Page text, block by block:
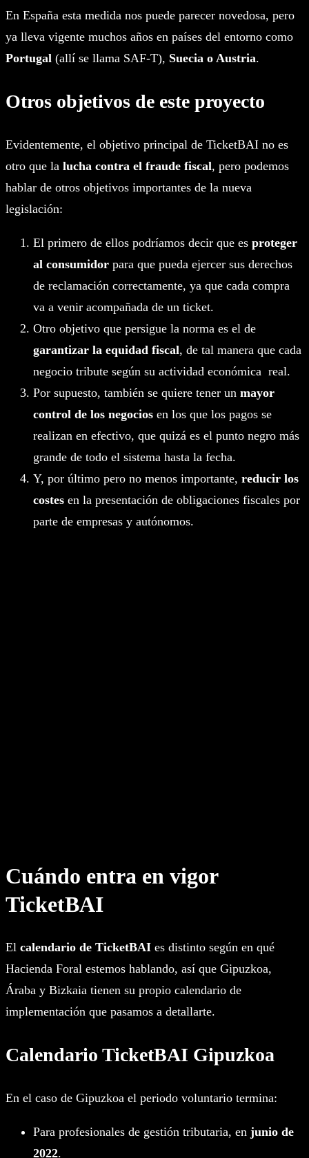
En España esta medida nos puede parecer novedosa, pero
ya lleva vigente muchos años en países del entorno como
Portugal (allí se llama SAF-T), Suecia o Austria.
Otros objetivos de este proyecto
Evidentemente, el objetivo principal de TicketBAI no es
otro que la lucha contra el fraude fiscal, pero podemos
hablar de otros objetivos importantes de la nueva
legislación:
El primero de ellos podríamos decir que es proteger
al consumidor para que pueda ejercer sus derechos
de reclamación correctamente, ya que cada compra
va a venir acompañada de un ticket.
Otro objetivo que persigue la norma es el de
garantizar la equidad fiscal, de tal manera que cada
negocio tribute según su actividad económica real.
Por supuesto, también se quiere tener un mayor
control de los negocios en los que los pagos se
realizan en efectivo, que quizá es el punto negro más
grande de todo el sistema hasta la fecha.
Y, por último pero no menos importante, reducir los
costes en la presentación de obligaciones fiscales por
parte de empresas y autónomos.
Cuándo entra en vigor
TicketBAI
El calendario de TicketBAI es distinto según en qué
Hacienda Foral estemos hablando, así que Gipuzkoa,
Áraba y Bizkaia tienen su propio calendario de
implementación que pasamos a detallarte.
Calendario TicketBAI Gipuzkoa
En el caso de Gipuzkoa el periodo voluntario termina:
Para profesionales de gestión tributaria, en junio de
2022.